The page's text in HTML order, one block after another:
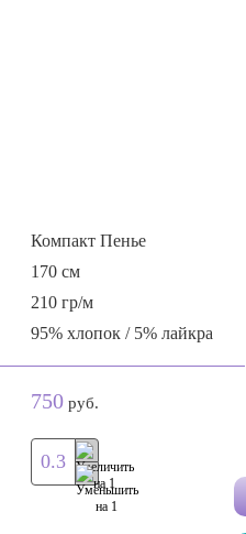
Компакт Пенье
170 см
210 гр/м
95% хлопок / 5% лайкра
750руб.